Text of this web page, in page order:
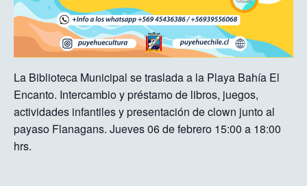
La Biblioteca Municipal se traslada a la Playa Bahía El
Encanto. Intercambio y préstamo de libros, juegos,
actividades infantiles y presentación de clown junto al
payaso Flanagans. Jueves 06 de febrero 15:00 a 18:00
hrs.